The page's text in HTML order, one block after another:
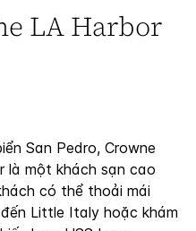
LA Harbor
San Pedro, Crowne
là một khách sạn cao
có thể thoải mái
Little Italy hoặc khám